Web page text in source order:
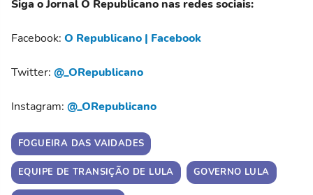
Siga o Jornal O Republicano nas redes sociais:
Facebook: O Republicano | Facebook
Twitter: @_ORepublicano
Instagram: @_ORepublicano
FOGUEIRA DAS VAIDADES
EQUIPE DE TRANSIÇÃO DE LULA GOVERNO LULA